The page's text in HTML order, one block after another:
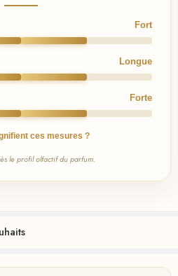
Fort
Longue
Forte
ces mesures ?
le profil olfactif du parfum.